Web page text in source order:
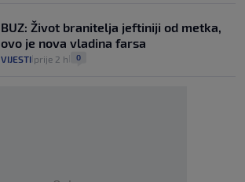
BUZ: Život branitelja jeftiniji od metka,
ovo je nova vladina farsa
VIJESTI prije 2 h 0